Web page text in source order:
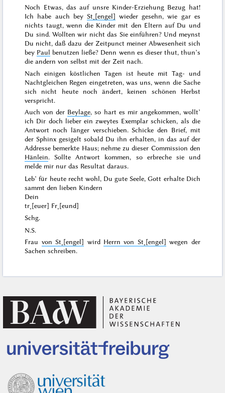
Noch Etwas, das auf unsre Kinder-Erziehung Bezug hat!
Ich habe auch bey St˖[engel] wieder gesehn, wie gar es
nichts taugt, wenn die Kinder mit den Eltern auf Du und
Du sind. Wollten wir nicht das Sieeinführen? Und meynst
Du nicht, daß dazu der Zeitpunct meiner Abwesenheit sich
bey Paul benutzen ließe? Denn wenn es dieser thut, thun’s
die andern von selbst mit der Zeit nach.
Nach einigen köstlichen Tagen ist heute mit Tag- und
Nachtgleichen Regen eingetreten, was uns, wenn die Sache
sich nicht heute noch ändert, keinen schönen Herbst
verspricht.
Auch von der Beylage, so hart es mir angekommen, wollt’
ich Dir doch lieber ein zweytes Exemplar schicken, als die
Antwort noch länger verschieben. Schicke den Brief, mit
der Sphinx gesigelt sobald Du ihn erhalten, in das auf der
Addresse bemerkte Haus; nehme zu dieser Commission den
Hänlein. Sollte Antwort kommen, so erbreche sie und
melde mir nur das Resultat daraus.
Leb’ für heute recht wohl, Du gute Seele, Gott erhalte Dich
sammt den lieben Kindern
Dein
tr˖[euer] Fr˖[eund]
Schg.
N.S.
Frau von St˖[engel] wird Herrn von St˖[engel] wegen der
Sachen schreiben.